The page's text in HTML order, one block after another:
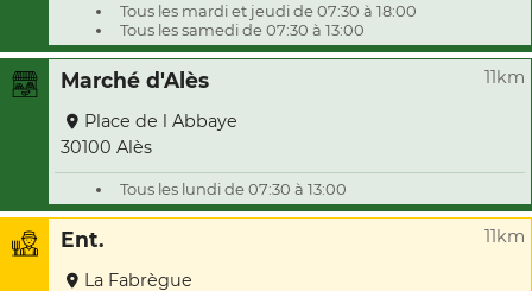
Tous les mardi et jeudi de 07:30 à 18:00
Tous les samedi de 07:30 à 13:00
Marché d'Alès 11km
Place de l Abbaye
30100 Alès
Tous les lundi de 07:30 à 13:00
Ent. 11km
La Fabrègue